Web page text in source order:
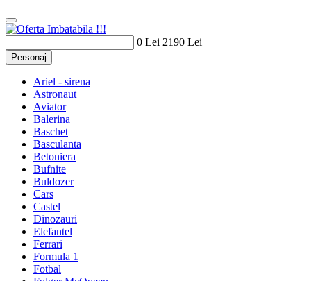
0 Lei 2190 Lei
Personaj
Ariel - sirena
Astronaut
Aviator
Balerina
Baschet
Basculanta
Betoniera
Bufnite
Buldozer
Cars
Castel
Dinozauri
Elefantel
Ferrari
Formula 1
Fotbal